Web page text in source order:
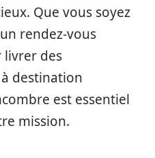
Que vous soyez
rendez-vous
livrer des
destination
est essentiel
mission.